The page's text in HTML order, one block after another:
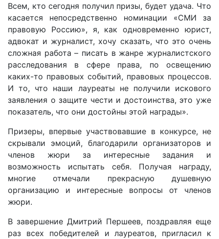
Всем, кто сегодня получил призы, будет удача. Что
касается непосредственно номинации «СМИ за
правовую Россию», я, как одновременно юрист,
адвокат и журналист, хочу сказать, что это очень
сложная работа – писать в жанре журналистского
расследования в сфере права, по освещению
каких-то правовых событий, правовых процессов.
И то, что наши лауреаты не получили искового
заявления о защите чести и достоинства, это уже
показатель, что они достойны этой награды».
Призеры, впервые участвовавшие в конкурсе, не
скрывали эмоций, благодарили организаторов и
членов жюри за интересные задания и
возможность испытать себя. Получая награду,
многие отмечали прекрасную душевную
организацию и интересные вопросы от членов
жюри.
В завершение Дмитрий Першеев, поздравляя еще
раз всех победителей и лауреатов, пригласил к